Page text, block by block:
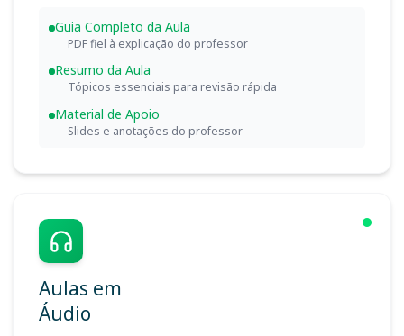
Guia Completo da Aula
PDF fiel à explicação do professor
Resumo da Aula
Tópicos essenciais para revisão rápida
Material de Apoio
Slides e anotações do professor
Aulas em
Áudio